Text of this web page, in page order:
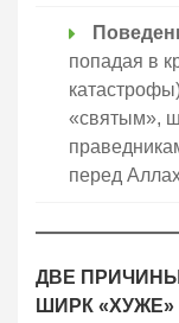
попадая в
«святым»,
перед
ДВЕ
ШИРК «ХУЖЕ»